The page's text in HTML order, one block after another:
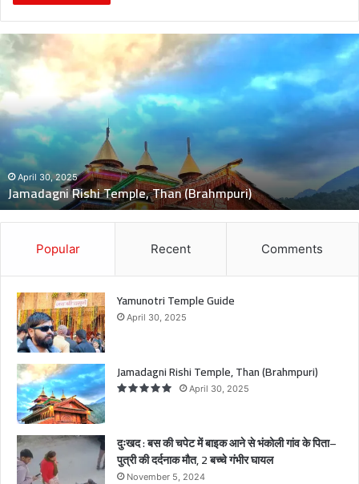
Than (Brahmpuri)
दुः
द
:
की
ट
में
आ
गां
ता
–
November 5, 2024
दुःखद : बस की चपेट
मौत, 2 बच्चे गंभीर
Popular Recent Comments
Yamunotri Temple Guide
April 30, 2025
Jamadagni Rishi Temple, Than (Brahmpuri)
April 30, 2025
दुःखद : बस की चपेट में बाइक आने से भंकोली गांव के पिता–
पुत्री की दर्दनाक मौत, 2 बच्चे गंभीर घायल
November 5, 2024